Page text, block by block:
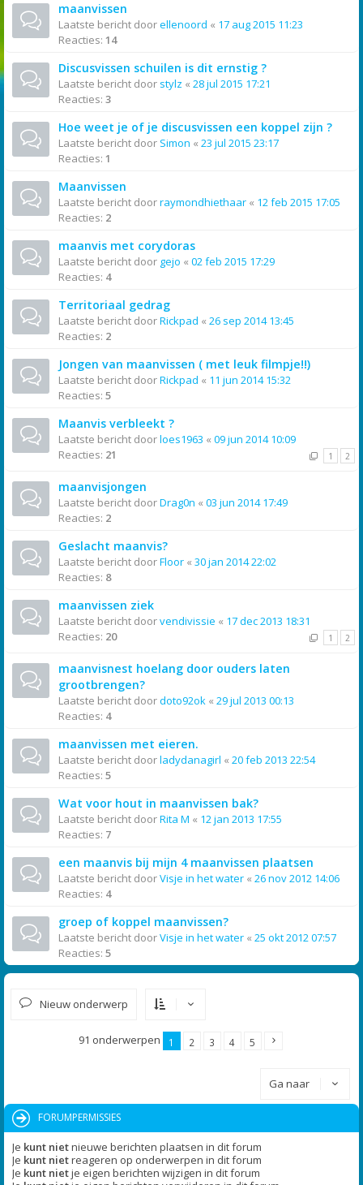
maanvissen
Laatste bericht doorellenoord « 17 aug 2015 11:23
Reacties: 14
Discusvissen schuilen is dit ernstig ?
Laatste bericht door stylz « 28 jul 2015 17:21
Reacties: 3
Hoe weet je of je discusvissen een koppel zijn ?
Laatste bericht door Simon « 23 jul 2015 23:17
Reacties: 1
Maanvissen
Laatste bericht doorraymondhiethaar « 12 feb 2015 17:05
Reacties: 2
maanvis met corydoras
Laatste bericht door gejo « 02 feb 2015 17:29
Reacties: 4
Territoriaal gedrag
Laatste bericht doorRickpad « 26 sep 2014 13:45
Reacties: 2
Jongen van maanvissen ( met leuk filmpje!!)
Laatste bericht doorRickpad « 11 jun 2014 15:32
Reacties: 5
Maanvis verbleekt ?
Laatste bericht doorloes1963 « 09 jun 2014 10:09
Reacties: 21 1 2
maanvisjongen
Laatste bericht doorDrag0n « 03 jun 2014 17:49
Reacties: 2
Geslacht maanvis?
Laatste bericht doorFloor « 30 jan 2014 22:02
Reacties: 8
maanvissen ziek
Laatste bericht doorvendivissie « 17 dec 2013 18:31
Reacties: 20 1 2
maanvisnest hoelang door ouders laten
grootbrengen?
Laatste bericht doordoto92ok « 29 jul 2013 00:13
Reacties: 4
maanvissen met eieren.
Laatste bericht doorladydanagirl « 20 feb 2013 22:54
Reacties: 5
Wat voor hout in maanvissen bak?
Laatste bericht doorRita M « 12 jan 2013 17:55
Reacties: 7
een maanvis bij mijn 4 maanvissen plaatsen
Laatste bericht doorVisje in het water « 26 nov 2012 14:06
Reacties: 4
groep of koppel maanvissen?
Laatste bericht doorVisje in het water « 25 okt 2012 07:57
Reacties: 5
Nieuw onderwerp
91 onderwerpen 1 2 3 4 5
Ga naar
FORUMPERMISSIES
Je kunt nietnieuwe berichten plaatsen in dit forum
Je kunt nietreageren op onderwerpen in dit forum
Je kunt nietje eigen berichten wijzigen in dit forum